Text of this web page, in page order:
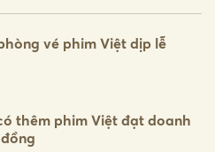
vé phim Việt dịp lễ
thêm phim Việt đạt doanh